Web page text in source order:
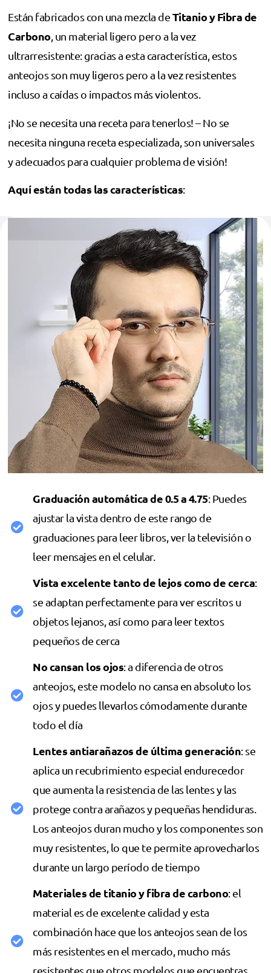
Están fabricados con una mezcla deTitanio y Fibra de
Carbono, un material ligero pero a la vez
ultrarresistente: gracias a esta característica, estos
anteojos son muy ligeros pero a la vez resistentes
incluso a caídas o impactos más violentos.
¡No se necesita una receta para tenerlos! – No se
necesita ninguna receta especializada, son universales
y adecuados para cualquier problema de visión!
Aquí están todas las características:
Graduación automática de 0.5 a 4.75: Puedes
ajustar la vista dentro de este rango de
graduaciones para leer libros, ver la televisión o
leer mensajes en el celular.
Vista excelente tanto de lejos como de cerca:
se adaptan perfectamente para ver escritos u
objetos lejanos, así como para leer textos
pequeños de cerca
No cansan los ojos: a diferencia de otros
anteojos, este modelo no cansa en absoluto los
ojos y puedes llevarlos cómodamente durante
todo el día
Lentes antiarañazos de última generación: se
aplica un recubrimiento especial endurecedor
que aumenta la resistencia de las lentes y las
protege contra arañazos y pequeñas hendiduras.
Los anteojos duran mucho y los componentes son
muy resistentes, lo que te permite aprovecharlos
durante un largo período de tiempo
Materiales de titanio y fibra de carbono: el
material es de excelente calidad y esta
combinación hace que los anteojos sean de los
más resistentes en el mercado, mucho más
resistentes que otros modelos que encuentras